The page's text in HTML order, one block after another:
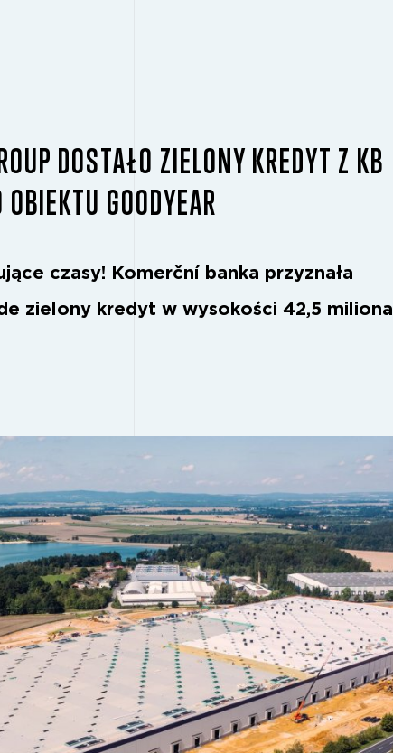
DOSTAŁO ZIELONY KREDYT Z KB
GOODYEAR
czasy! Komerční banka przyznała
zielony kredyt w wysokości 42,5 miliona